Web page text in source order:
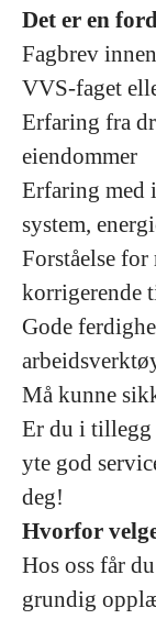
Det er en
Fagbrev
VVS-faget
Erfaring fra
eiendommer
Erfaring
system,
Forståelse
korrigerende
Gode
Må kunne
Er du i tillegg
yte god
deg!
Hvorfor
Hos oss får
grundig